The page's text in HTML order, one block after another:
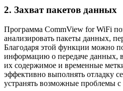
2. Захват пакетов данных
Программа CommView for WiFi
анализировать пакеты данных,
Благодаря этой функции можно
информацию о передаче данных,
их содержимое и временные
эффективно выполнять отладку
устранять возможные проблемы